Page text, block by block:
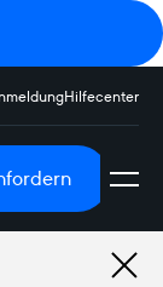
Hilfecenter